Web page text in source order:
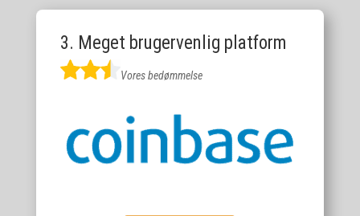
3. Meget brugervenlig platform
Vores bedømmelse